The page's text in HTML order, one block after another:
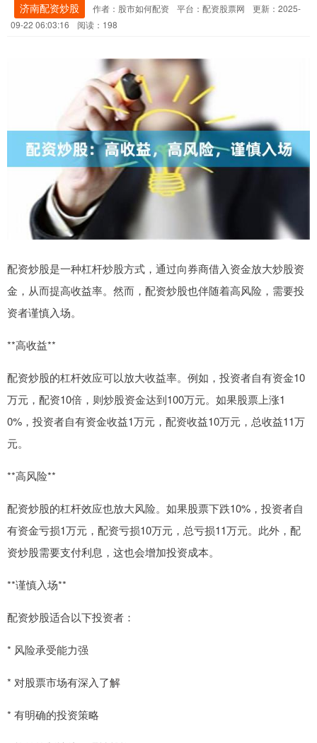
济南配资炒股 作者：股市如何配资 平台：配资股票网
更新：2025-
09-22 06:03:16
阅读：198
配资炒股是一种杠杆炒股方式，通过向券商借入资金放大炒股资
金，从而提高收益率。然而，配资炒股也伴随着高风险，需要投
资者谨慎入场。
**高收益**
配资炒股的杠杆效应可以放大收益率。例如，投资者自有资金10
万元，配资10倍，则炒股资金达到100万元。如果股票上涨1
0%，投资者自有资金收益1万元，配资收益10万元，总收益11万
元。
**高风险**
配资炒股的杠杆效应也放大风险。如果股票下跌10%，投资者自
有资金亏损1万元，配资亏损10万元，总亏损11万元。此外，配
资炒股需要支付利息，这也会增加投资成本。
**谨慎入场**
配资炒股适合以下投资者：
* 风险承受能力强
* 对股票市场有深入了解
* 有明确的投资策略